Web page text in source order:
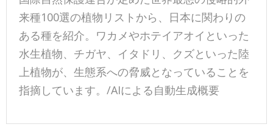
来種100選の植物リストから、日本に関わりの
ある種を紹介。ワカメやホテイアオイといった
水生植物、チガヤ、イタドリ、クズといった陸
上植物が、生態系への脅威となっていることを
指摘しています。/AIによる自動生成概要